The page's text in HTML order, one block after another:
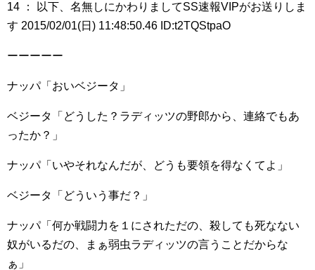
14 ： 以下、名無しにかわりましてSS速報VIPがお送りしま
す 2015/02/01(日) 11:48:50.46 ID:t2TQStpaO
ーーーーー
ナッパ「おいベジータ」
ベジータ「どうした？ラディッツの野郎から、連絡でもあ
ったか？」
ナッパ「いやそれなんだが、どうも要領を得なくてよ」
ベジータ「どういう事だ？」
ナッパ「何か戦闘力を１にされただの、殺しても死なない
奴がいるだの、まぁ弱虫ラディッツの言うことだからな
ぁ」